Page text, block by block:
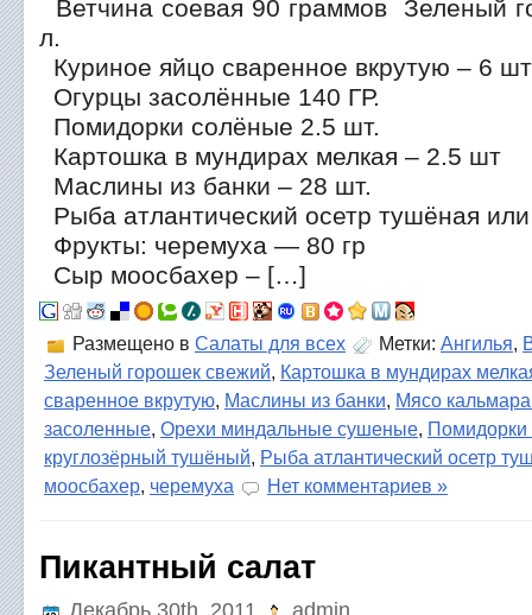
Ветчина соевая 90 граммов Зеленый
л.
Куриное яйцо сваренное вкрутую – 6 шт
Огурцы засолённые 140 ГР.
Помидорки солёные 2.5 шт.
Картошка в мундирах мелкая – 2.5 шт
Маслины из банки – 28 шт.
Рыба атлантический осетр тушёная или
Фрукты: черемуха — 80 гр
Сыр моосбахер – […]
Размещено в Салаты для всех Метки: Ангилья,
Зеленый горошек свежий, Картошка в мундирах
сваренное вкрутую, Маслины из банки, Мясо
засоленные, Орехи миндальные сушеные,
круглозёрный тушёный, Рыба атлантический осетр
моосбахер, черемуха Нет комментариев »
Пикантный салат
Декабрь 30th, 2011 admin